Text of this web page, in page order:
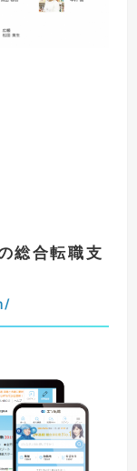
総合転職支